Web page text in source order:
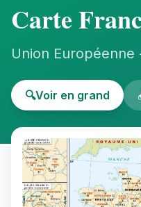
Carte
Union Européenne
🔍Voir en grand